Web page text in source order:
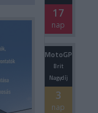
17
nap
MotoGP
Brit
Nagydíj
3
nap